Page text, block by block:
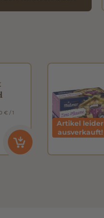
€ / 1
Artikel leider
ausverkauft!